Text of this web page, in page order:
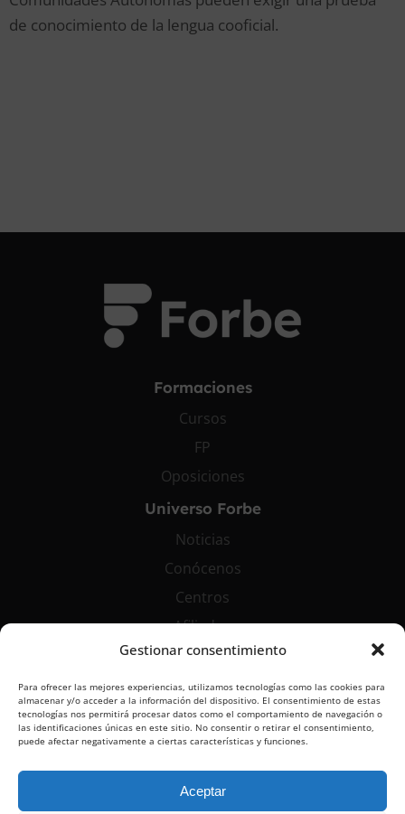
Gestionar consentimiento
Para ofrecer las mejores experiencias, utilizamos tecnologías como las cookies para
almacenar y/o acceder a la información del dispositivo. El consentimiento de estas
tecnologías nos permitirá procesar datos como el comportamiento de navegación o
las identificaciones únicas en este sitio. No consentir o retirar el consentimiento,
puede afectar negativamente a ciertas características y funciones.
Aceptar
de conocimiento de la lengua cooficial.
Formaciones
Cursos
FP
Oposiciones
Universo Forbe
Noticias
Conócenos
Centros
Afiliados
Contáctanos
info@grupoforbe.com
900 10 20 68